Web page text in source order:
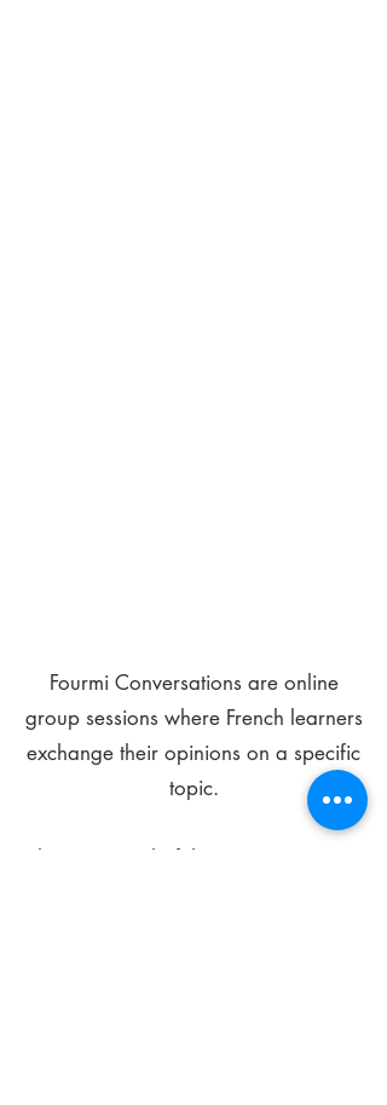
Fourmi Conversations are online
group sessions where French learners
exchange their opinions on a specific
topic.
The main goal of these meetings is to